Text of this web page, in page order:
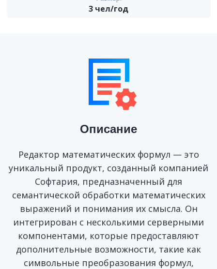
3 чел/год
Описание
Редактор математических формул — это
уникальный продукт, созданный компанией
Софтария, предназначенный для
семантической обработки математических
выражений и понимания их смысла. Он
интегрирован с несколькими серверными
компонентами, которые предоставляют
дополнительные возможности, такие как
символьные преобразования формул,